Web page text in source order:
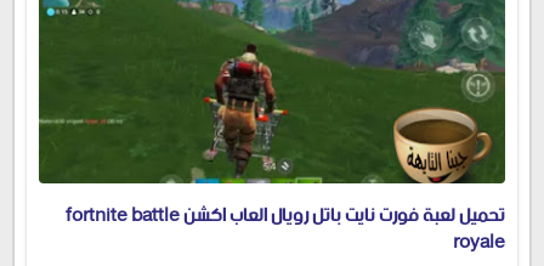
تحميل لعبة فورت نايت باتل رويال العاب اكشن fortnite battle
royale